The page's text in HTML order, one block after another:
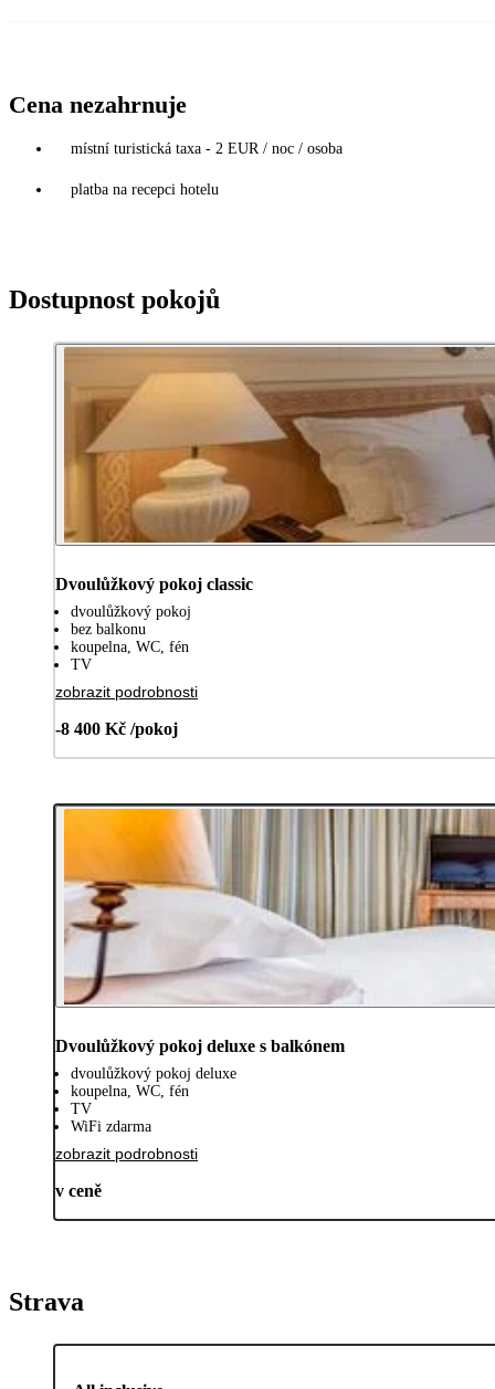
Cena nezahrnuje
místní turistická taxa - 2 EUR / noc / osoba
platba na recepci hotelu
Dostupnost pokojů
Dvoulůžkový pokoj classic
dvoulůžkový pokoj
bez balkonu
koupelna, WC, fén
TV
zobrazit podrobnosti
-8 400 Kč /pokoj
Dvoulůžkový pokoj deluxe s balkónem
dvoulůžkový pokoj deluxe
koupelna, WC, fén
TV
WiFi zdarma
zobrazit podrobnosti
v ceně
Strava